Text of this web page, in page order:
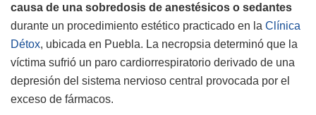
causa de una sobredosis de anestésicos o sedantes
durante un procedimiento estético practicado en la Clínica
Détox, ubicada en Puebla. La necropsia determinó que la
víctima sufrió un paro cardiorrespiratorio derivado de una
depresión del sistema nervioso central provocada por el
exceso de fármacos.